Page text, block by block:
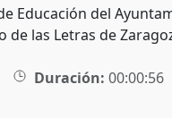
Educación del
de las Letras de
Duración: 00:00:56